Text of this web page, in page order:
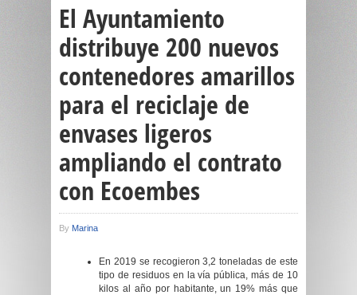
El Ayuntamiento
distribuye 200 nuevos
contenedores amarillos
para el reciclaje de
envases ligeros
ampliando el contrato
con Ecoembes
By Marina
En 2019 se recogieron 3,2 toneladas de este
tipo de residuos en la vía pública, más de 10
kilos al año por habitante, un 19% más que